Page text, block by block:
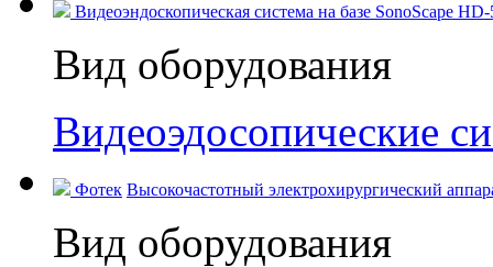
Видеоэндоскопическая система на базе SonoScape
Вид оборудования
Видеоэдосопические
Фотек Высокочастотный электрохирургический
Вид оборудования